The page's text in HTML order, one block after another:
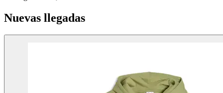
Nuevas llegadas